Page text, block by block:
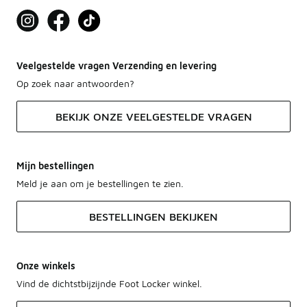
Veelgestelde vragen Verzending en levering
Op zoek naar antwoorden?
BEKIJK ONZE VEELGESTELDE VRAGEN
Mijn bestellingen
Meld je aan om je bestellingen te zien.
BESTELLINGEN BEKIJKEN
Onze winkels
Vind de dichtstbijzijnde Foot Locker winkel.